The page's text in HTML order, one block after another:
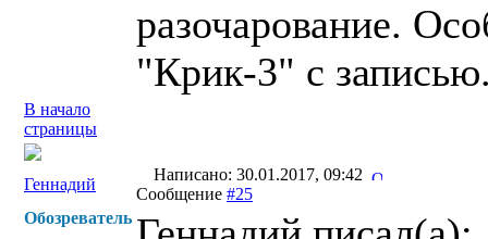
разочарование.
"Крик-3" с
В начало
страницы
Геннадий
Написано: 30.01.2017, 09:42
Сообщение #25
Обозреватель